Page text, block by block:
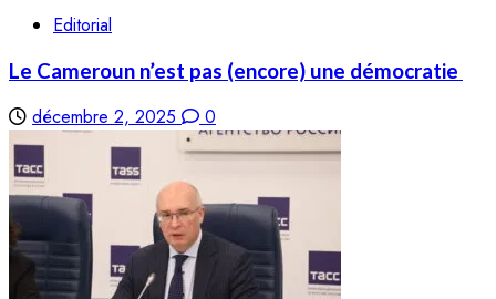
Editorial
Le Cameroun n’est pas (encore) une démocratie
décembre 2, 2025 0